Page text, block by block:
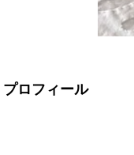
プロフィール